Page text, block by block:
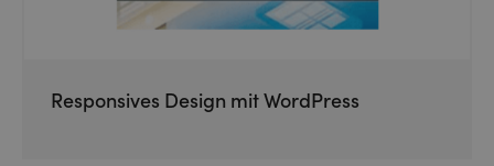
Responsives Design mit WordPress